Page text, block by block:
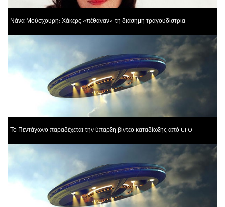
Νάνα Μούσχουρη: Χάκερς «πέθαναν» τη διάσημη τραγουδίστρια
Το Πεντάγωνο παραδέχεται την ύπαρξη βίντεο καταδίωξης από UFO!